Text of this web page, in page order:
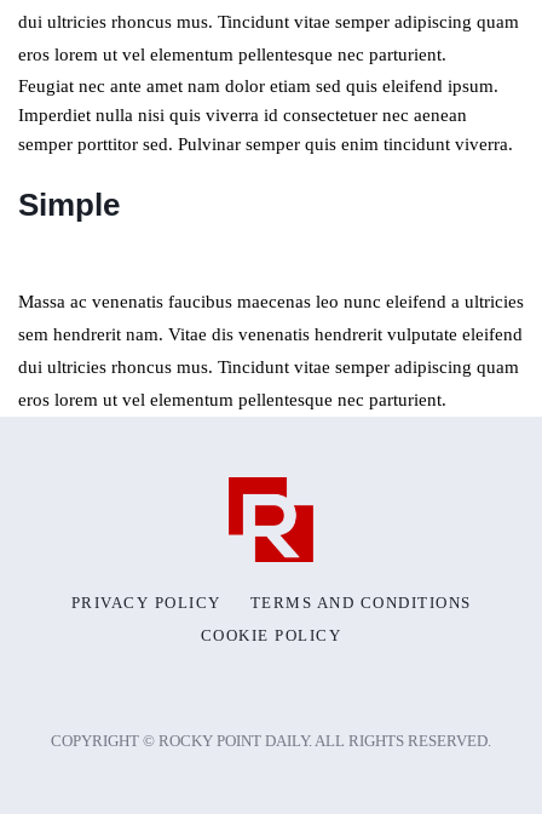
dui ultricies rhoncus mus. Tincidunt vitae semper adipiscing quam
eros lorem ut vel elementum pellentesque nec parturient.
Feugiat nec ante amet nam dolor etiam sed quis eleifend ipsum.
Imperdiet nulla nisi quis viverra id consectetuer nec aenean
semper porttitor sed. Pulvinar semper quis enim tincidunt viverra.
Simple
Massa ac venenatis faucibus maecenas leo nunc eleifend a ultricies
sem hendrerit nam. Vitae dis venenatis hendrerit vulputate eleifend
dui ultricies rhoncus mus. Tincidunt vitae semper adipiscing quam
eros lorem ut vel elementum pellentesque nec parturient.
PRIVACY POLICY
TERMS AND CONDITIONS
COOKIE POLICY
COPYRIGHT © ROCKY POINT DAILY. ALL RIGHTS RESERVED.